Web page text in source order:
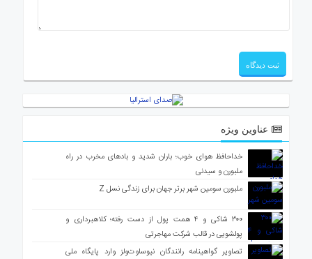
عناوین ویژه
خداحافظ هوای خوب؛ باران شدید و بادهای مخرب در راه
ملبورن و سیدنی
ملبورن سومین شهر برتر جهان برای زندگی نسل Z
۳۰۰ شاکی و ۴ همت پول از دست رفته؛ کلاهبرداری و
پولشویی در قالب شرکت مهاجرتی
تصاویر گواهینامه رانندگان نیوساوت‌ولز وارد پایگاه ملی